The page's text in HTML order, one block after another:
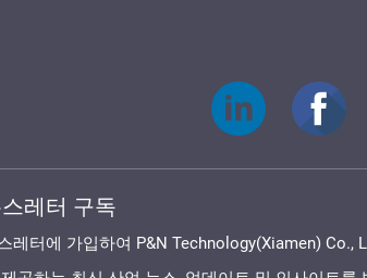
레터 구독
레터에 가입하여 P&N Technology(Xiamen) Co.,